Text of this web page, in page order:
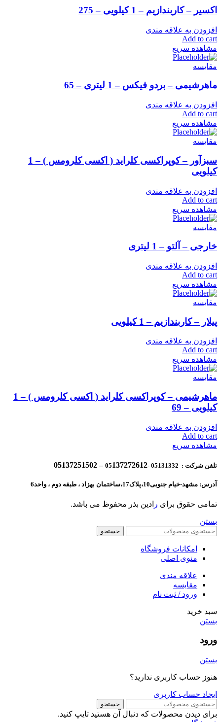
اکسیر – کاربندازیم – 1 کیلویی – 275
افزودن به علاقه مندی
Add to cart
مشاهده سریع
مقایسه
ماهرشیمی – بردو فیکس – 1 لیتری – 65
افزودن به علاقه مندی
Add to cart
مشاهده سریع
مقایسه
سبزآور – کوپراکسی کلراید ( اکسی کلرومس ) – 1
کیلویی
افزودن به علاقه مندی
Add to cart
مشاهده سریع
مقایسه
خارجی – آلتو – 1 لیتری
افزودن به علاقه مندی
Add to cart
مشاهده سریع
مقایسه
پیلار – کاربندازیم – 1 کیلویی
افزودن به علاقه مندی
Add to cart
مشاهده سریع
مقایسه
ماهرشیمی – کوپراکسی کلراید ( اکسی کلرومس ) – 1
کیلویی – 69
افزودن به علاقه مندی
Add to cart
مشاهده سریع
تلفن شرکت : 05131332 -05 137272612 – 05137251502
آدرس: مشهد-خیام جنوبی10،پلاک17،ساختمان بهزاد ، طبقه دوم ، واحد6
تمامی حقوق برای ر ادین بذر محفوظ می باشد.
بستن
جستجو
امکانات فروشگاه
منوی اصلی
علاقه مندی
مقایسه
ورود / ثبت نام
سبد خرید
بستن
ورود
بستن
هنوز حساب کاربری ندارید؟
ایجاد حساب کاربری
جستجو
برای دیدن محصولات که دنبال آن هستید تایپ کنید.